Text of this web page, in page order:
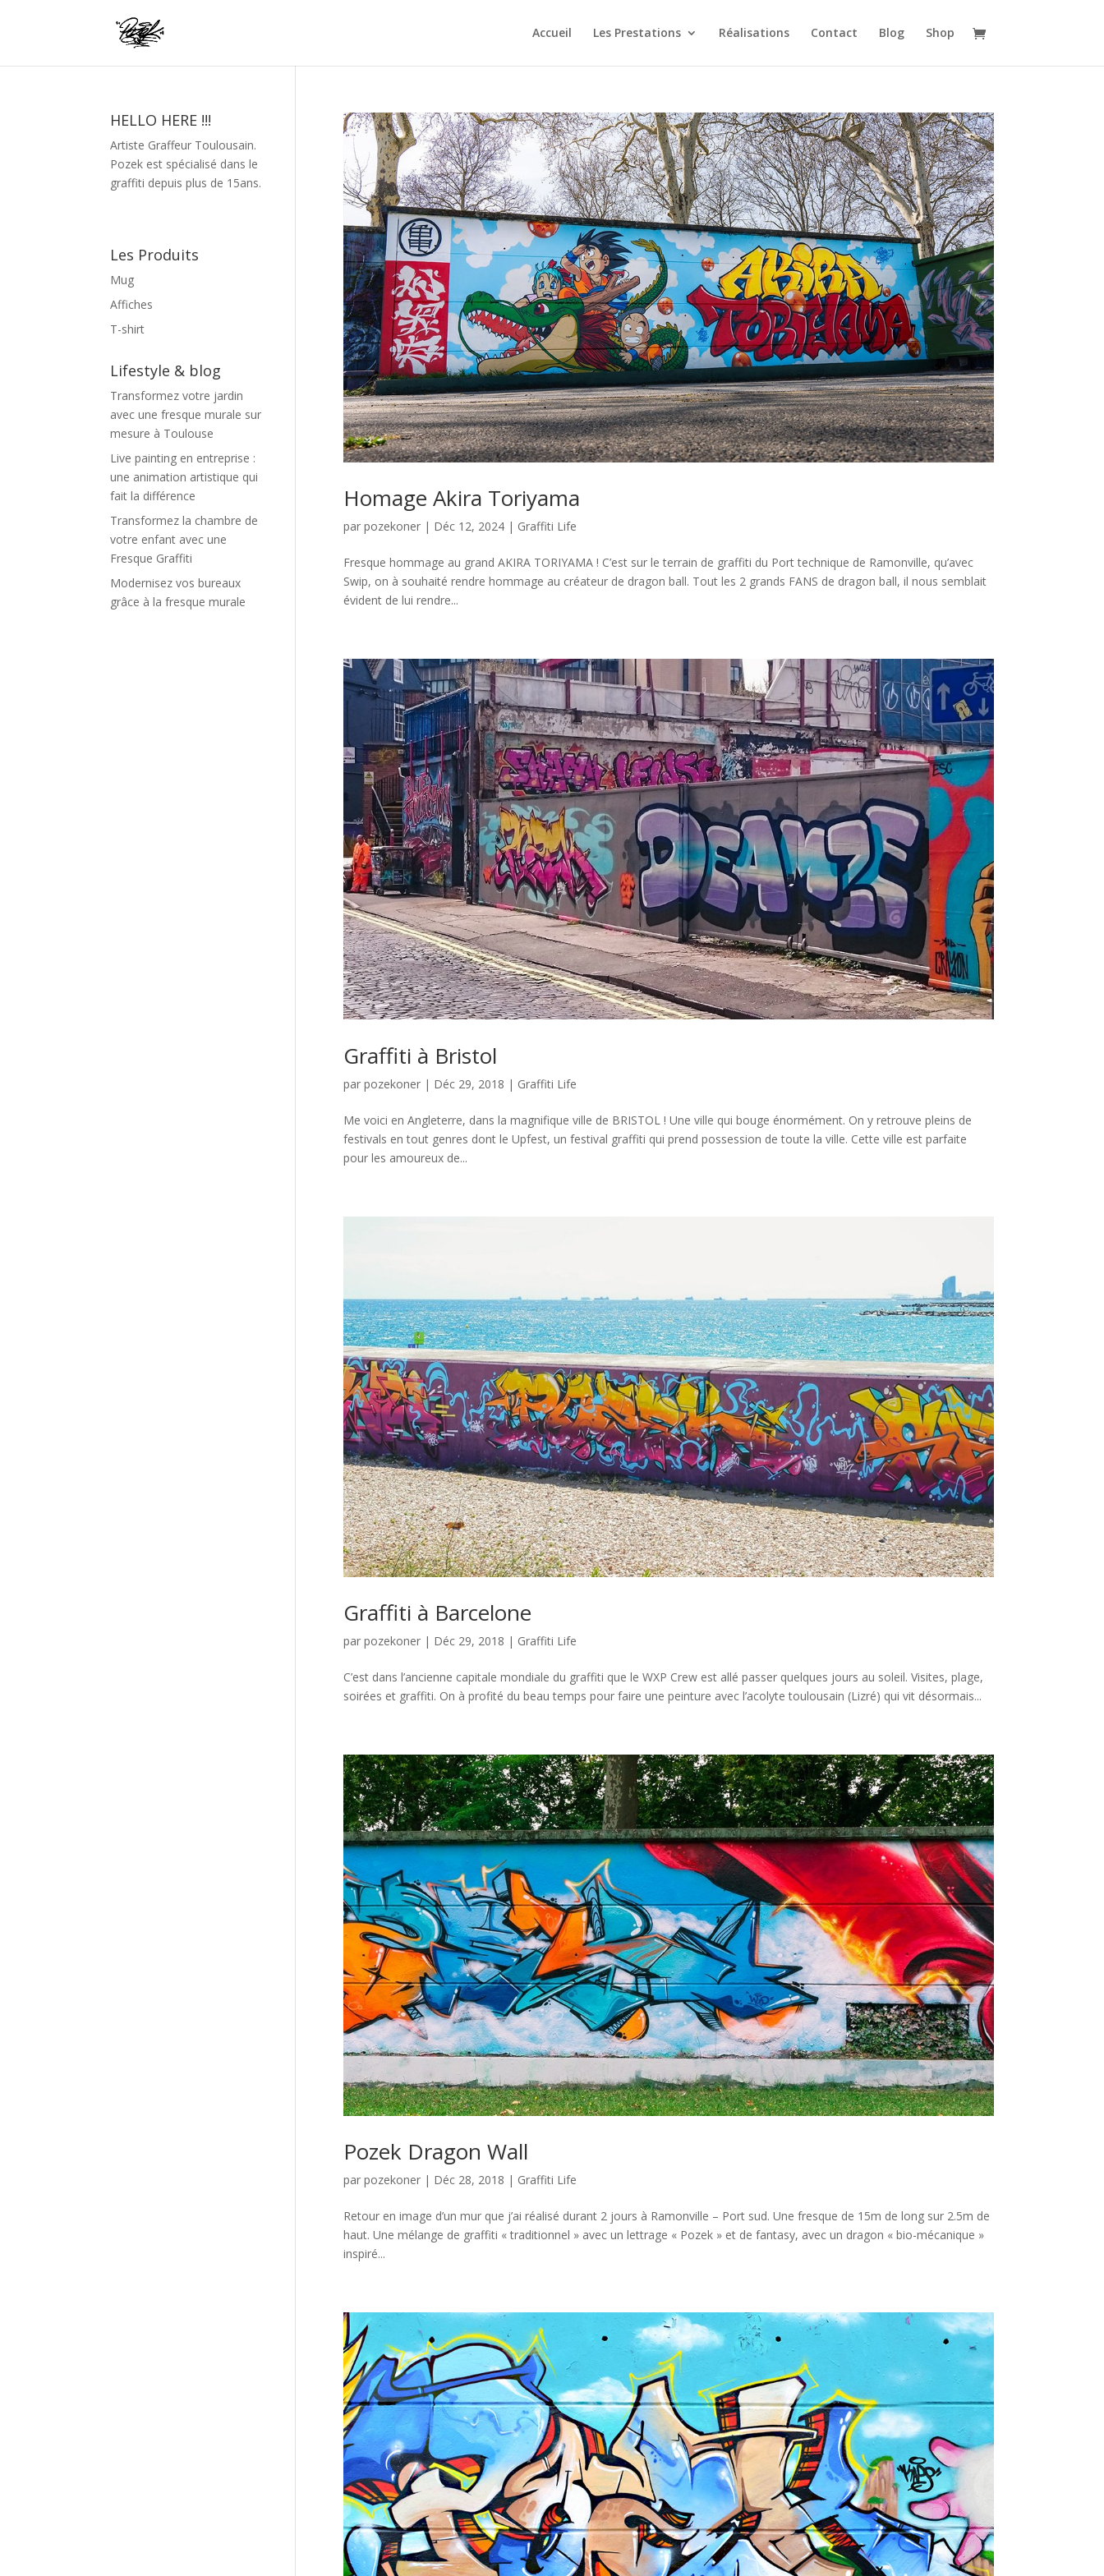
Accueil Les Prestations Réalisations Contact Blog Shop
Homage Akira Toriyama
par pozekoner| Déc 12, 2024| Graffiti Life
Fresque hommage au grand AKIRA TORIYAMA ! C’est sur le terrain de graffiti du Port technique de Ramonville, qu’avec
Swip, on à souhaité rendre hommage au créateur de dragon ball. Tout les 2 grands FANS de dragon ball, il nous semblait
évident de lui rendre...
Graffiti à Bristol
par pozekoner| Déc 29, 2018 | Graffiti Life
Me voici en Angleterre, dans la magnifique ville de BRISTOL ! Une ville qui bouge énormément. On y retrouve pleins de
festivals en tout genres dont le Upfest, un festival graffiti qui prend possession de toute la ville. Cette ville est parfaite
pour les amoureux de...
Graffiti à Barcelone
par pozekoner| Déc 29, 2018 | Graffiti Life
C’est dans l’ancienne capitale mondiale du graffiti que le WXP Crew est allé passer quelques jours au soleil. Visites, plage,
soirées et graffiti. On à profité du beau temps pour faire une peinture avec l’acolyte toulousain (Lizré) qui vit désormais...
Pozek Dragon Wall
par pozekoner| Déc 28, 2018 | Graffiti Life
Retour en image d’un mur que j’ai réalisé durant 2 jours à Ramonville – Port sud. Une fresque de 15m de long sur 2.5m de
haut. Une mélange de graffiti « traditionnel » avec un lettrage « Pozek » et de fantasy, avec un dragon « bio-mécanique »
inspiré...
HELLO HERE !!!
Artiste Graffeur Toulousain.
Pozek est spécialisé dans le
graffiti depuis plus de 15ans.
Les Produits
Mug
Affiches
T-shirt
Lifestyle & blog
Transformez votre jardin
avec une fresque murale sur
mesure à Toulouse
Live painting en entreprise :
une animation artistique qui
fait la différence
Transformez la chambre de
votre enfant avec une
Fresque Graffiti
Modernisez vos bureaux
grâce à la fresque murale